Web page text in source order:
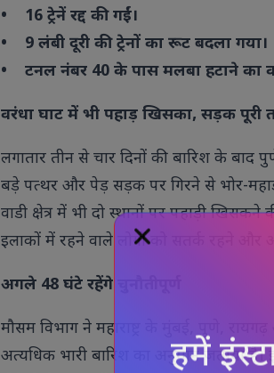
• 16 ट्रेनें रद्द की गईं।
• 9 लंबी दूरी की ट्रेनों का रूट बदला गया।
• टनल नंबर 40 के पास मलबा हटाने का
वरंधा घाट में भी पहाड़ खिसका, सड़क पूरी
लगातार तीन से चार दिनों की बारिश के
बड़े पत्थर और पेड़ सड़क पर गिरने से भोर-
वाडी क्षेत्र में भी दो स्थानों पर पहाड़ी
इलाकों में रहने वाले लोगों को सतर्क रहने और
अगले 48 घंटे रहेंगे चुनौतीपूर्ण
मौसम विभाग ने महाराष्ट्र के मुंबई, पुणे,
अत्यधिक भारी बारिश का अनुमान जताया